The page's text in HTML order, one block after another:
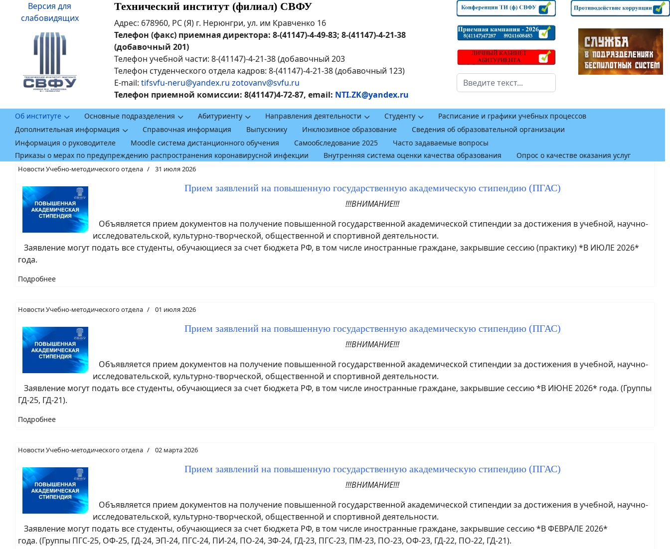
Версия для
слабовидящих
Технический институт (филиал) СВФУ
Адрес: 678960, РС (Я) г. Нерюнгри, ул. им Кравченко 16
Телефон (факс) приемная директора: 8-(41147)-4-49-83; 8-(41147)-4-21-38
(добавочный 201)
Телефон учебной части: 8-(41147)-4-21-38 (добавочный 203
Телефон студенческого отдела кадров: 8-(41147)-4-21-38 (добавочный 123)
E-mail: tifsvfu-neru@yandex.ru zotovanv@svfu.ru
Телефон приемной комиссии: 8(41147)4-72-87, email: NTI.ZK@yandex.ru
Поиск
Об институте Основные подразделения Абитуриенту Направления деятельности Студенту
Расписание и графики учебных процессов
Дополнительная информация
Справочная информация Выпускнику Инклюзивное образование
Сведения об образовательной организации
Информация о руководителе
Moodle система дистанционного обучения Самообследование 2025
Часто задаваемые вопросы
Приказы о мерах по предупреждению распространения коронавирусной инфекции
Внутренняя система оценки качества образования Опрос о качестве оказания услуг
Новости Учебно-методического отдела 31 июля 2026
Прием заявлений на повышенную государственную академическую стипендию (ПГАС)
!!!ВНИМАНИЕ!!!
Объявляется прием документов на получение повышенной государственной академической стипендии за достижения в учебной, научно-
исследовательской, культурно-творческой, общественной и спортивной деятельности.
Заявление могут подать все студенты, обучающиеся за счет бюджета РФ, в том числе иностранные граждане, закрывшие сессию (практику) *В ИЮЛЕ 2026*
года.
Подробнее
Новости Учебно-методического отдела 01 июля 2026
Прием заявлений на повышенную государственную академическую стипендию (ПГАС)
!!!ВНИМАНИЕ!!!
Объявляется прием документов на получение повышенной государственной академической стипендии за достижения в учебной, научно-
исследовательской, культурно-творческой, общественной и спортивной деятельности.
Заявление могут подать все студенты, обучающиеся за счет бюджета РФ, в том числе иностранные граждане, закрывшие сессию *В ИЮНЕ 2026* года. (Группы
ГД-25, ГД-21).
Подробнее
Новости Учебно-методического отдела 02 марта 2026
Прием заявлений на повышенную государственную академическую стипендию (ПГАС)
!!!ВНИМАНИЕ!!!
Объявляется прием документов на получение повышенной государственной академической стипендии за достижения в учебной, научно-
исследовательской, культурно-творческой, общественной и спортивной деятельности.
Заявление могут подать все студенты, обучающиеся за счет бюджета РФ, в том числе иностранные граждане, закрывшие сессию *В ФЕВРАЛЕ 2026*
года. (Группы ПГС-25, ОФ-25, ГД-24, ЭП-24, ПГС-24, ПИ-24, ПО-24, ЗФ-24, ГД-23, ПГС-23, ПМ-23, ПО-23, ОФ-23, ГД-22, ПО-22, ГД-21).